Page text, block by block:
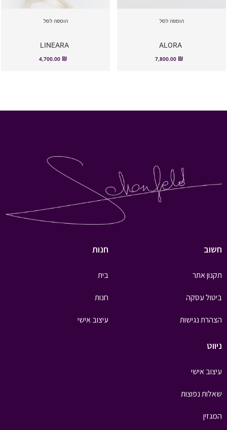
ALORA
7,800.00 ₪
הוספה לסל
LINEARA
4,700.00 ₪
הוספה לסל
ניווט
עיצוב אישי
שאלות נפוצות
המגזין
חנות
בית
חנות
עיצוב אישי
חשוב
תקנון אתר
ביטול עסקה
הצהרת נגישות